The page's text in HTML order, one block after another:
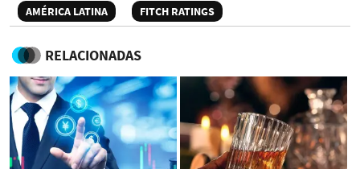
AMÉRICA LATINA
FITCH RATINGS
RELACIONADAS